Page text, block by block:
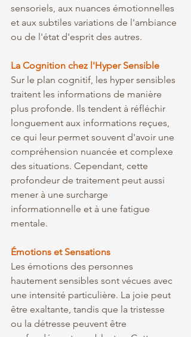
sensoriels, aux nuances émotionnelles
et aux subtiles variations de l'ambiance
ou de l'état d'esprit des autres.
La Cognition chez l'Hyper Sensible
Sur le plan cognitif, les hyper sensibles
traitent les informations de manière
plus profonde. Ils tendent à réfléchir
longuement aux informations reçues,
ce qui leur permet souvent d'avoir une
compréhension nuancée et complexe
des situations. Cependant, cette
profondeur de traitement peut aussi
mener à une surcharge
informationnelle et à une fatigue
mentale.
Émotions et Sensations
Les émotions des personnes
hautement sensibles sont vécues avec
une intensité particulière. La joie peut
être exaltante, tandis que la tristesse
ou la détresse peuvent être